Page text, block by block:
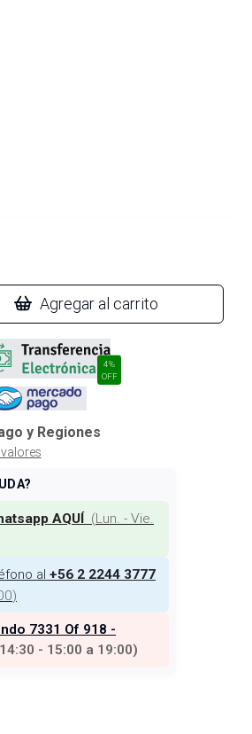
Agregar al carrito
4%
OFF
y Regiones
AQUÍ (Lun. - Vie.
al +56 2 2244 3777
)
7331 Of 918 -
- 15:00 a 19:00)